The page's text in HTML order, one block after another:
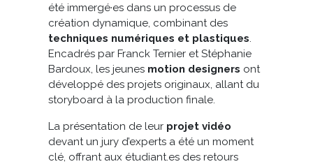
été immergé·es dans un processus de
création dynamique, combinant des
techniques numériques et plastiques.
Encadrés par Franck Ternier et Stéphanie
Bardoux, les jeunes motion designers ont
développé des projets originaux, allant du
storyboard à la production finale.
La présentation de leur projet vidéo
devant un jury d’experts a été un moment
clé, offrant aux étudiant.es des retours